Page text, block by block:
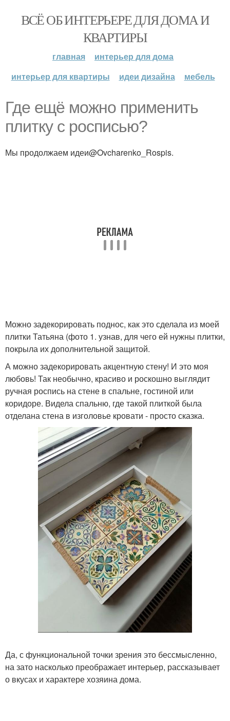
ВСЁ ОБ ИНТЕРЬЕРЕ ДЛЯ ДОМА И
КВАРТИРЫ
главная
интерьер для дома
интерьер для квартиры
идеи дизайна мебель
Где ещё можно применить
плитку с росписью?
Мы продолжаем идеи@Ovcharenko_Rospis.
Можно задекорировать поднос, как это сделала из моей
плитки Татьяна (фото 1. узнав, для чего ей нужны плитки,
покрыла их дополнительной защитой.
А можно задекорировать акцентную стену! И это моя
любовь! Так необычно, красиво и роскошно выглядит
ручная роспись на стене в спальне, гостиной или
коридоре. Видела спальню, где такой плиткой была
отделана стена в изголовье кровати - просто сказка.
Да, с функциональной точки зрения это бессмысленно,
на зато насколько преображает интерьер, рассказывает
о вкусах и характере хозяина дома.